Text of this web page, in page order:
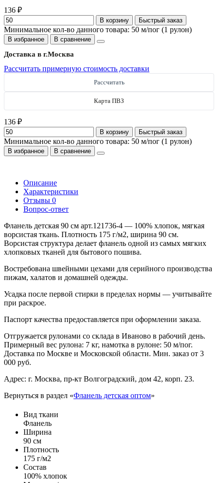
136 ₽
В корзину Быстрый заказ
Минимальное кол-во данного товара: 50 м/пог (1 рулон)
В избранное В сравнение
Доставка в г.Москва
Рассчитать примерную стоимость доставки
Рассчитать
Карта ПВЗ
136 ₽
В корзину Быстрый заказ
Минимальное кол-во данного товара: 50 м/пог (1 рулон)
В избранное В сравнение
Описание
Характеристики
Отзывы 0
Вопрос-ответ
Фланель детская 90 см арт.121736-4 — 100% хлопок, мягкая
ворсистая ткань. Плотность 175 г/м2, ширина 90 см.
Ворсистая структура делает фланель одной из самых мягких
хлопковых тканей для бытового пошива.
Востребована швейными цехами для серийного производства
пижам, халатов и домашней одежды.
Усадка после первой стирки в пределах нормы — учитывайте
при раскрое.
Паспорт качества предоставляется при оформлении заказа.
Отгружается рулонами со склада в Иваново в рабочий день.
Примерный вес рулона: 7 кг, намотка в рулоне: 50 м/пог.
Доставка по Москве и Московской области. Мин. заказ от 3
000 руб.
Адрес: г. Москва, пр-кт Волгоградский, дом 42, корп. 23.
Вернуться в раздел «Фланель детская оптом»
Вид ткани
Фланель
Ширина
90 см
Плотность
175 г/м2
Состав
100% хлопок